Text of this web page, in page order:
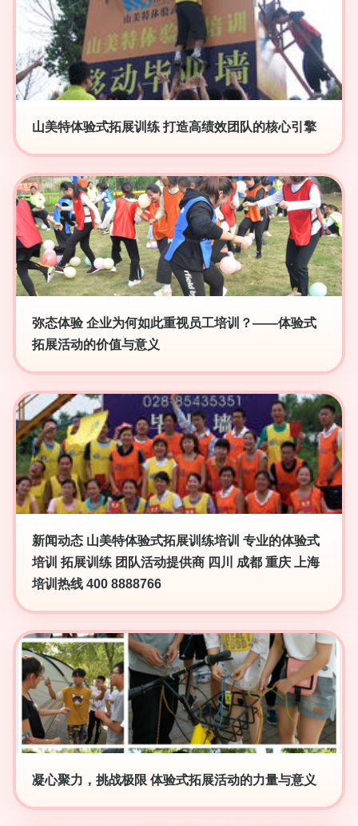
山美特体验式拓展训练 打造高绩效团队的核心引擎
弥态体验 企业为何如此重视员工培训？——体验式
拓展活动的价值与意义
新闻动态 山美特体验式拓展训练培训 专业的体验式
培训 拓展训练 团队活动提供商 四川 成都 重庆 上海
培训热线 400 8888766
凝心聚力，挑战极限 体验式拓展活动的力量与意义